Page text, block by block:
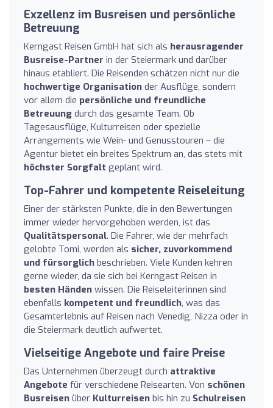
Exzellenz im Busreisen und persönliche
Betreuung
Kerngast Reisen GmbH hat sich als herausragender
Busreise-Partner in der Steiermark und darüber
hinaus etabliert. Die Reisenden schätzen nicht nur die
hochwertige Organisation der Ausflüge, sondern
vor allem die persönliche und freundliche
Betreuung durch das gesamte Team. Ob
Tagesausflüge, Kulturreisen oder spezielle
Arrangements wie Wein- und Genusstouren – die
Agentur bietet ein breites Spektrum an, das stets mit
höchster Sorgfalt geplant wird.
Top-Fahrer und kompetente Reiseleitung
Einer der stärksten Punkte, die in den Bewertungen
immer wieder hervorgehoben werden, ist das
Qualitätspersonal. Die Fahrer, wie der mehrfach
gelobte Tomi, werden als sicher, zuvorkommend
und fürsorglich beschrieben. Viele Kunden kehren
gerne wieder, da sie sich bei Kerngast Reisen in
besten Händen wissen. Die Reiseleiterinnen sind
ebenfalls kompetent und freundlich, was das
Gesamterlebnis auf Reisen nach Venedig, Nizza oder in
die Steiermark deutlich aufwertet.
Vielseitige Angebote und faire Preise
Das Unternehmen überzeugt durch attraktive
Angebote für verschiedene Reisearten. Von schönen
Busreisen über Kulturreisen bis hin zu Schulreisen